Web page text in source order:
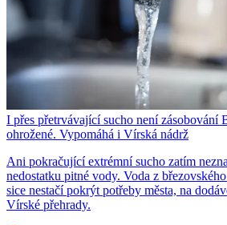
I přes přetrvávající sucho není zásobování
ohrožené. Vypomáhá i Vírská nádrž
Ani pokračující extrémní sucho zatím
nedostatku pitné vody. Voda z
sice nestačí pokrýt potřeby města, na
Vírské přehrady.